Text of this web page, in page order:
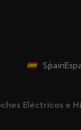
Spain
Eléctricos e